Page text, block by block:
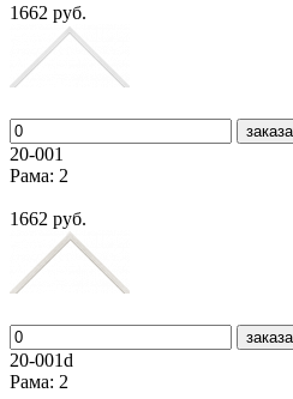
1662 руб.
20-001
Рама: 2
1662 руб.
20-001d
Рама: 2